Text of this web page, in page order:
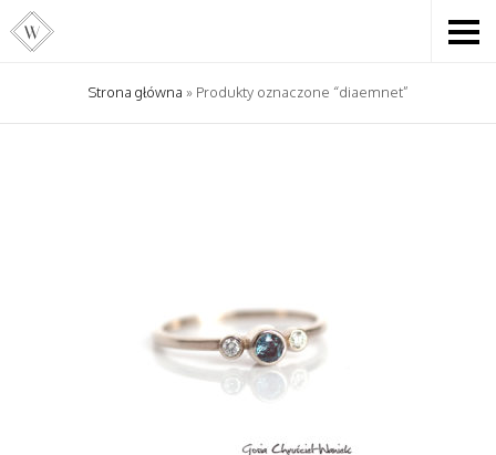
Strona główna » Produkty oznaczone “diaemnet”